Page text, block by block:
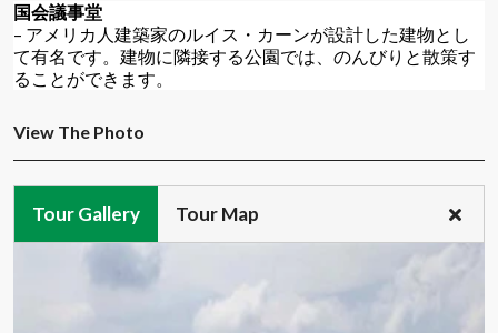
国会議事堂
– アメリカ人建築家のルイス・カーンが設計した建物とし
て有名です。建物に隣接する公園では、のんびりと散策す
ることができます。
View The Photo
Tour Gallery Tour Map